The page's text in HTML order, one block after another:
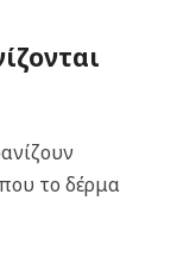
το δέρμα